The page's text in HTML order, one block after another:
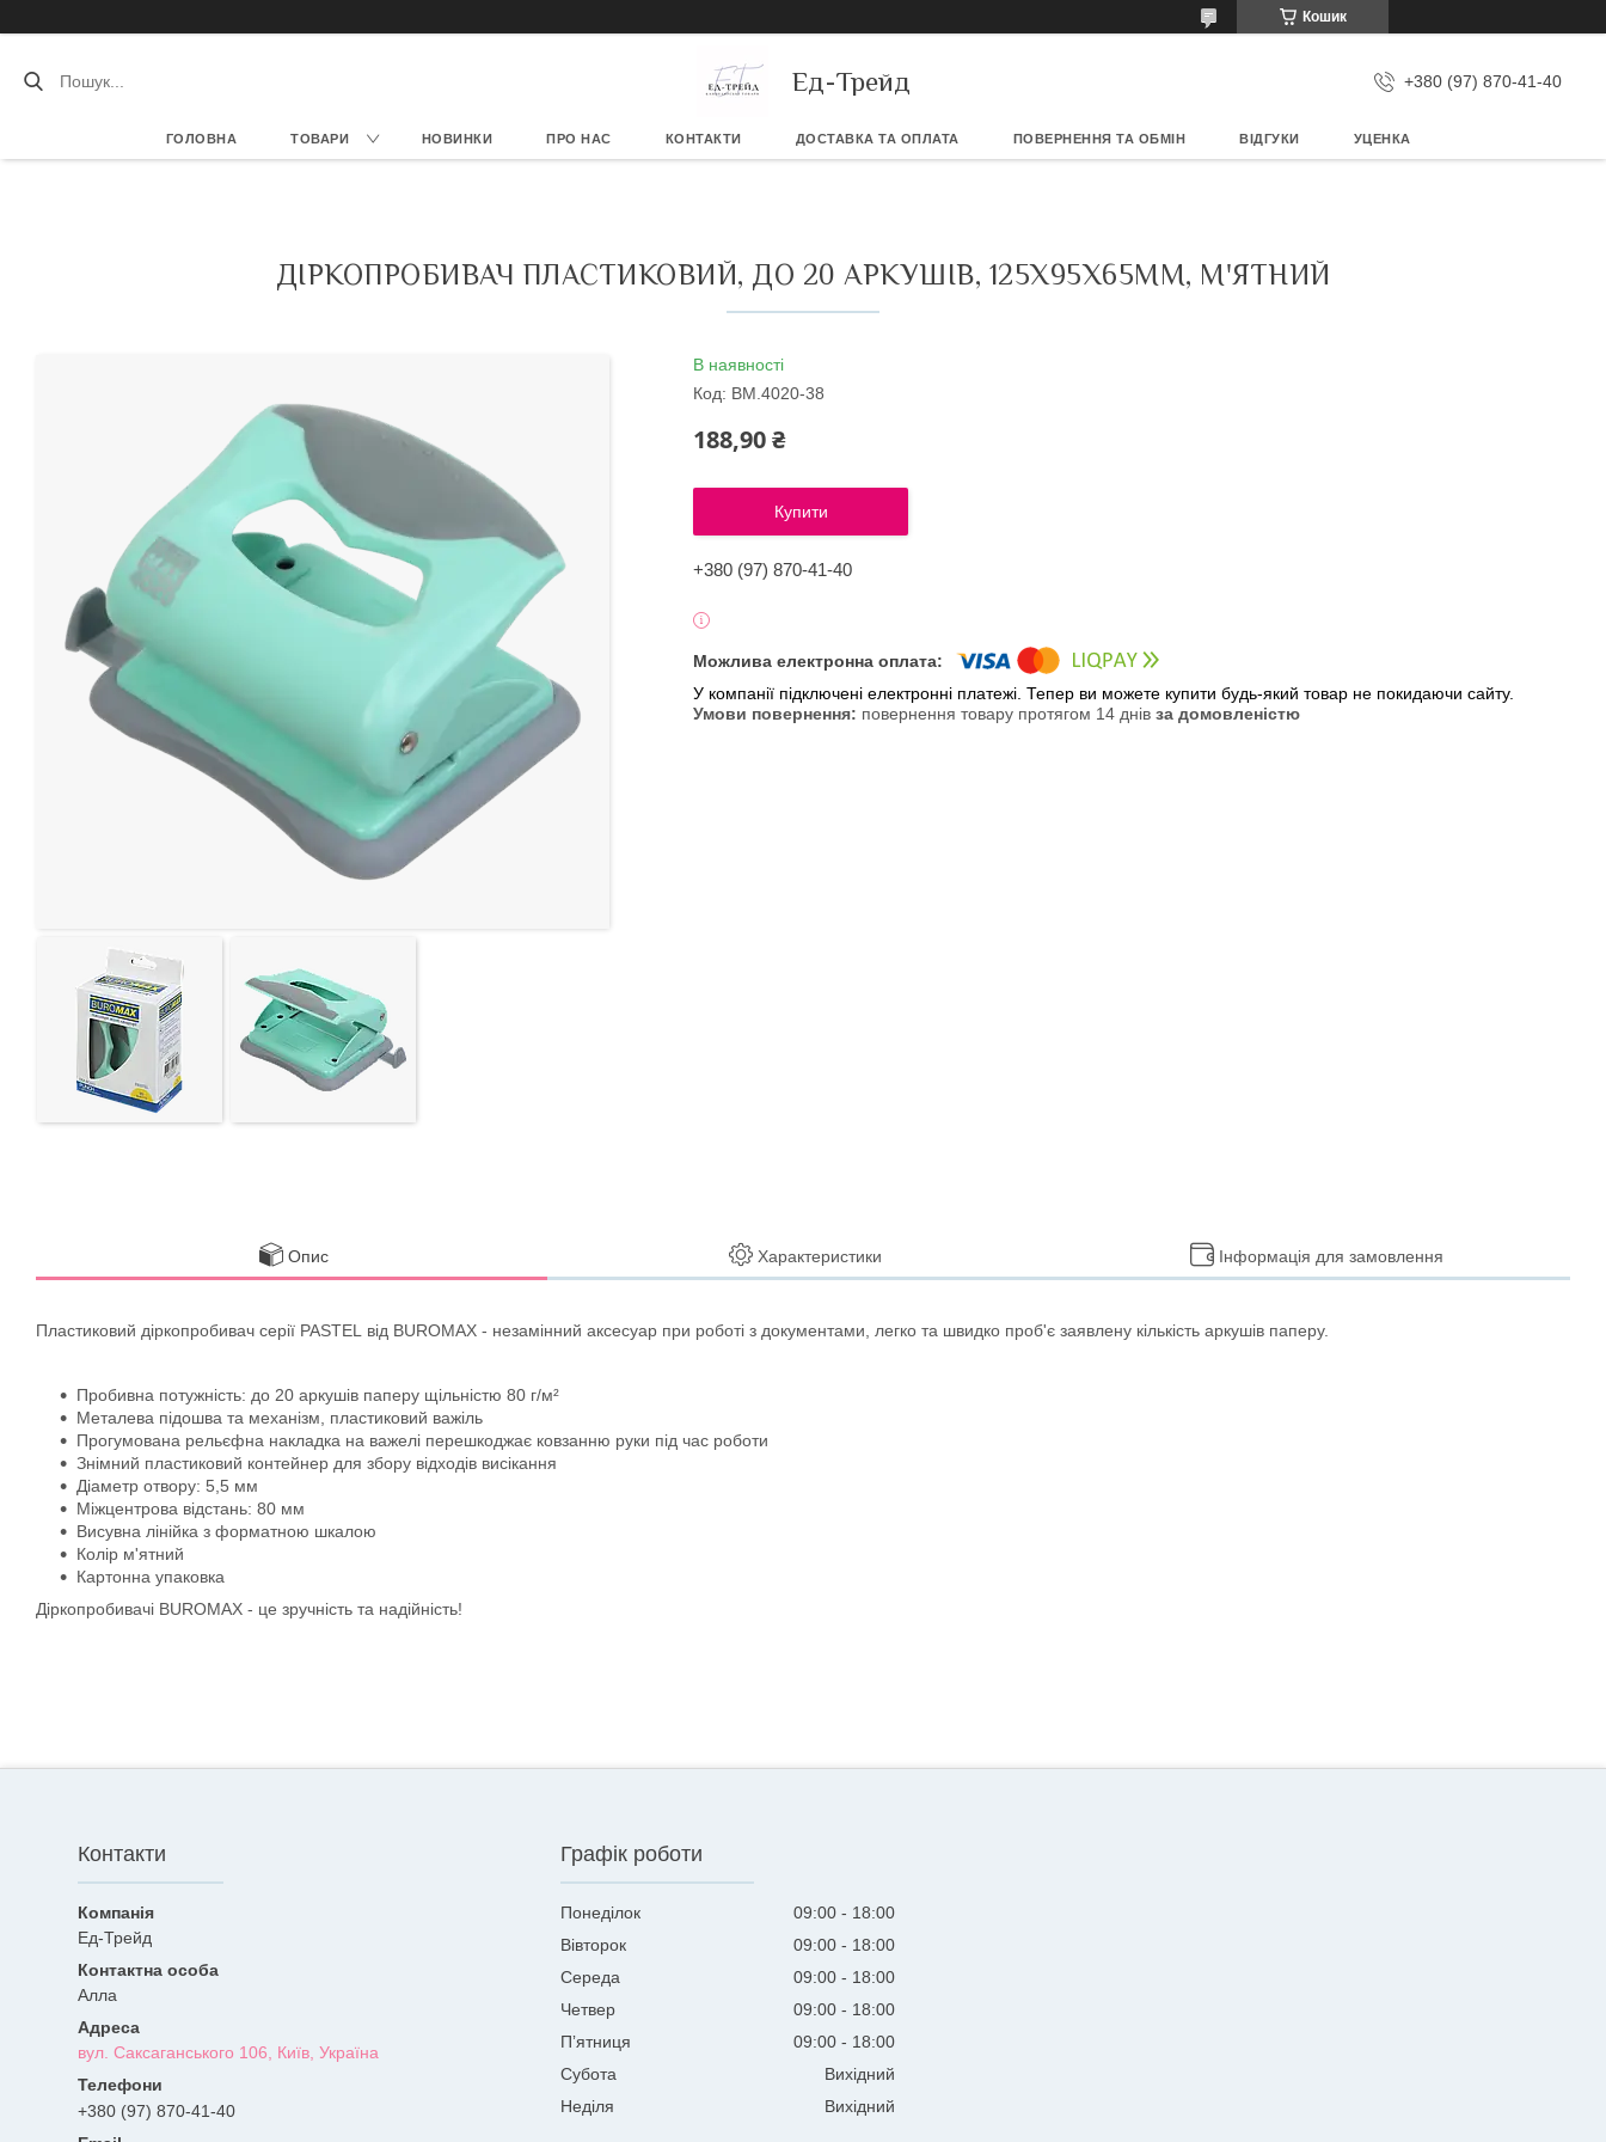
Кошик
Ед-Трейд +380 (97) 870-41-40
ГОЛОВНА ТОВАРИ НОВИНКИ ПРО НАС КОНТАКТИ ДОСТАВКА ТА ОПЛАТА ПОВЕРНЕННЯ ТА ОБМІН ВІДГУКИ УЦЕНКА
ДІРКОПРОБИВАЧ ПЛАСТИКОВИЙ, ДО 20 АРКУШІВ, 125Х95Х65ММ, М'ЯТНИЙ
В наявності
Код: BM.4020-38
188,90 ₴
Купити
+380 (97) 870-41-40
У компанії підключені електронні платежі. Тепер ви можете купити будь-який товар не покидаючи сайту.
повернення товару протягом 14 днів за домовленістю
Опис Характеристики Інформація для замовлення
Пластиковий діркопробивач серії PASTEL від BUROMAX - незамінний аксесуар при роботі з документами, легко та швидко проб'є заявлену кількість аркушів паперу.
Пробивна потужність: до 20 аркушів паперу щільністю 80 г/м²
Металева підошва та механізм, пластиковий важіль
Прогумована рельєфна накладка на важелі перешкоджає ковзанню руки під час роботи
Знімний пластиковий контейнер для збору відходів висікання
Діаметр отвору: 5,5 мм
Міжцентрова відстань: 80 мм
Висувна лінійка з форматною шкалою
Колір м'ятний
Картонна упаковка
Діркопробивачі BUROMAX - це зручність та надійність!
Контакти
Ед-Трейд
Алла
вул. Саксаганського 106, Київ, Україна
+380 (97) 870-41-40
Графік роботи
Понеділок 09:00
18:00
Вівторок
09:00
18:00
Середа
09:00
18:00
Четвер
09:00
18:00
Пʼятниця
09:00
18:00
Субота
Вихідний
Неділя
Вихідний